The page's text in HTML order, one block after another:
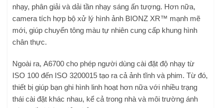
nhạy, phân giải và dải tần nhạy sáng ấn tượng. Hơn nữa,
camera tích hợp bộ xử lý hình ảnh BIONZ XR™ mạnh mẽ
mới, giúp chuyển tông màu tự nhiên cung cấp khung hình
chân thực.
Ngoài ra, A6700 cho phép người dùng cài đặt độ nhạy từ
ISO 100 đến ISO 3200015 tạo ra cả ảnh tĩnh và phim. Từ đó,
thiết bị giúp bạn ghi hình linh hoạt hơn nữa với nhiều trạng
thái cài đặt khác nhau, kể cả trong nhà và môi trường ánh